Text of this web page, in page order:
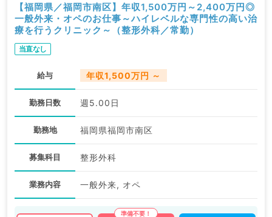
【福岡県／福岡市南区】年収1,500万円～2,400万円◎
一般外来・オペのお仕事～ハイレベルな専門性の高い治
療を行うクリニック～（整形外科／常勤）
当直なし
給与 年収1,500万円 ～
勤務日数 週5.00日
勤務地 福岡県福岡市南区
募集科目 整形外科
業務内容 一般外来, オペ